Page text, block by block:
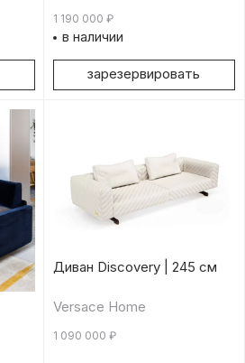
1 190 000 ₽
в наличии
зарезервировать
Диван Discovery | 245 см
Versace Home
1 090 000 ₽